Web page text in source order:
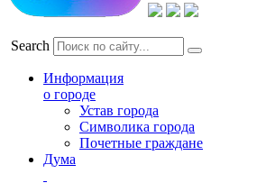
Search
Информация
о городе
Устав города
Символика города
Почетные граждане
Дума